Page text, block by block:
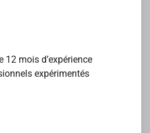
12 mois d’expérience
expérimentés